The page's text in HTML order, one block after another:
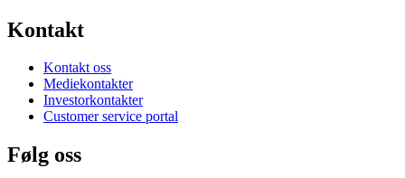
Kontakt
Kontakt oss
Mediekontakter
Investorkontakter
Customer service portal
Følg oss